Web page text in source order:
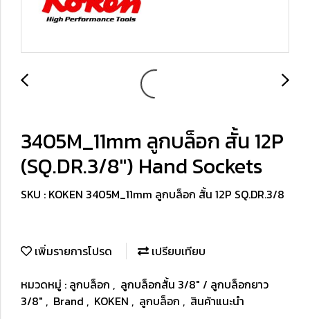
3405M_11mm ลูกบล็อก สั้น 12P
(SQ.DR.3/8") Hand Sockets
SKU : KOKEN 3405M_11mm ลูกบล็อก สั้น 12P SQ.DR.3/8
เพิ่มรายการโปรด
เปรียบเทียบ
หมวดหมู่ : ลูกบล็อก , ลูกบล็อกสั้น 3/8" / ลูกบล็อกยาว
3/8" , Brand , KOKEN , ลูกบล็อก , สินค้าแนะนำ